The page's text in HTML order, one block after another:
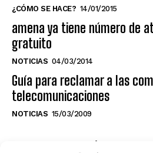
¿CÓMO SE HACE? 14/01/2015
amena ya tiene número de
gratuito
NOTICIAS 04/03/2014
Guía para reclamar a las
telecomunicaciones
NOTICIAS 15/03/2009
NO TE PIERDAS LO ÚLTIMO DEL